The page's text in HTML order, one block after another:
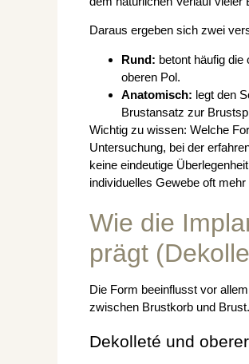
Daraus ergeben sich zwei
Rund: betont häufig
oberen Pol.
Anatomisch: legt den
Brustansatz zur
Wichtig zu wissen: Welche
Untersuchung, bei der
keine eindeutige
individuelles Gewebe oft
Wie die
prägt
Die Form beeinflusst vor
zwischen Brustkorb und Brust.
Dekolleté und